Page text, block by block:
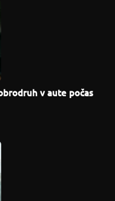
v aute počas